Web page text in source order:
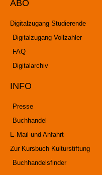
ABO
Digitalzugang Studierende
Digitalzugang Vollzahler
FAQ
Digitalarchiv
INFO
Presse
Buchhandel
E-Mail und Anfahrt
Zur Kursbuch Kulturstiftung
Buchhandelsfinder